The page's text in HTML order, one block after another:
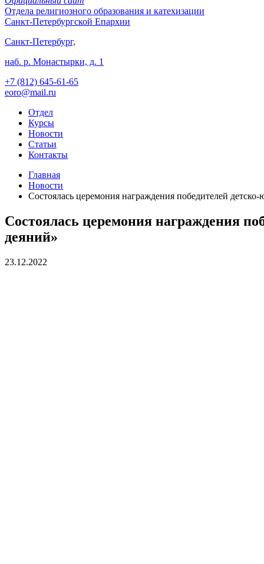
Отдела религиозного образования и катехизации
Санкт-Петербургской Епархии
Санкт-Петербург,
наб. р. Монастырки, д. 1
+7 (812) 645-61-65
eoro@mail.ru
Отдел
Курсы
Новости
Статьи
Контакты
Главная
Новости
Состоялась церемония награждения победителей
Состоялась церемония награждения
деяний»
23.12.2022